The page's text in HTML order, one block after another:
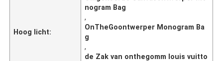
Hoog licht:
nogram Bag
,
OnTheGoontwerper Monogram Ba
g
,
de Zak van onthegomm louis vuitto